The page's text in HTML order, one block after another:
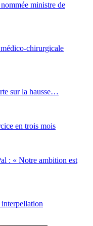
ministre de
chirurgicale
sur la hausse…
en trois mois
: « Notre ambition est